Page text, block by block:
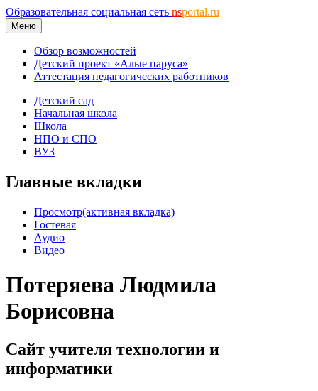
Образовательная социальная сеть nsportal.ru
Меню
Обзор возможностей
Детский проект «Алые паруса»
Аттестация педагогических работников
Детский сад
Начальная школа
Школа
НПО и СПО
ВУЗ
Главные вкладки
Просмотр(активная вкладка)
Гостевая
Аудио
Видео
Потеряева Людмила
Борисовна
Сайт учителя технологии и
информатики